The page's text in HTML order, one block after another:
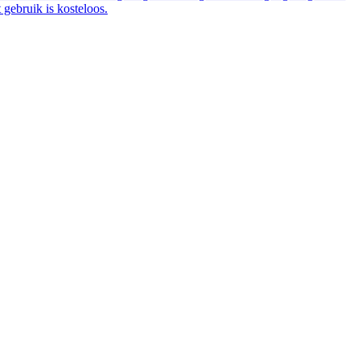
is kosteloos.